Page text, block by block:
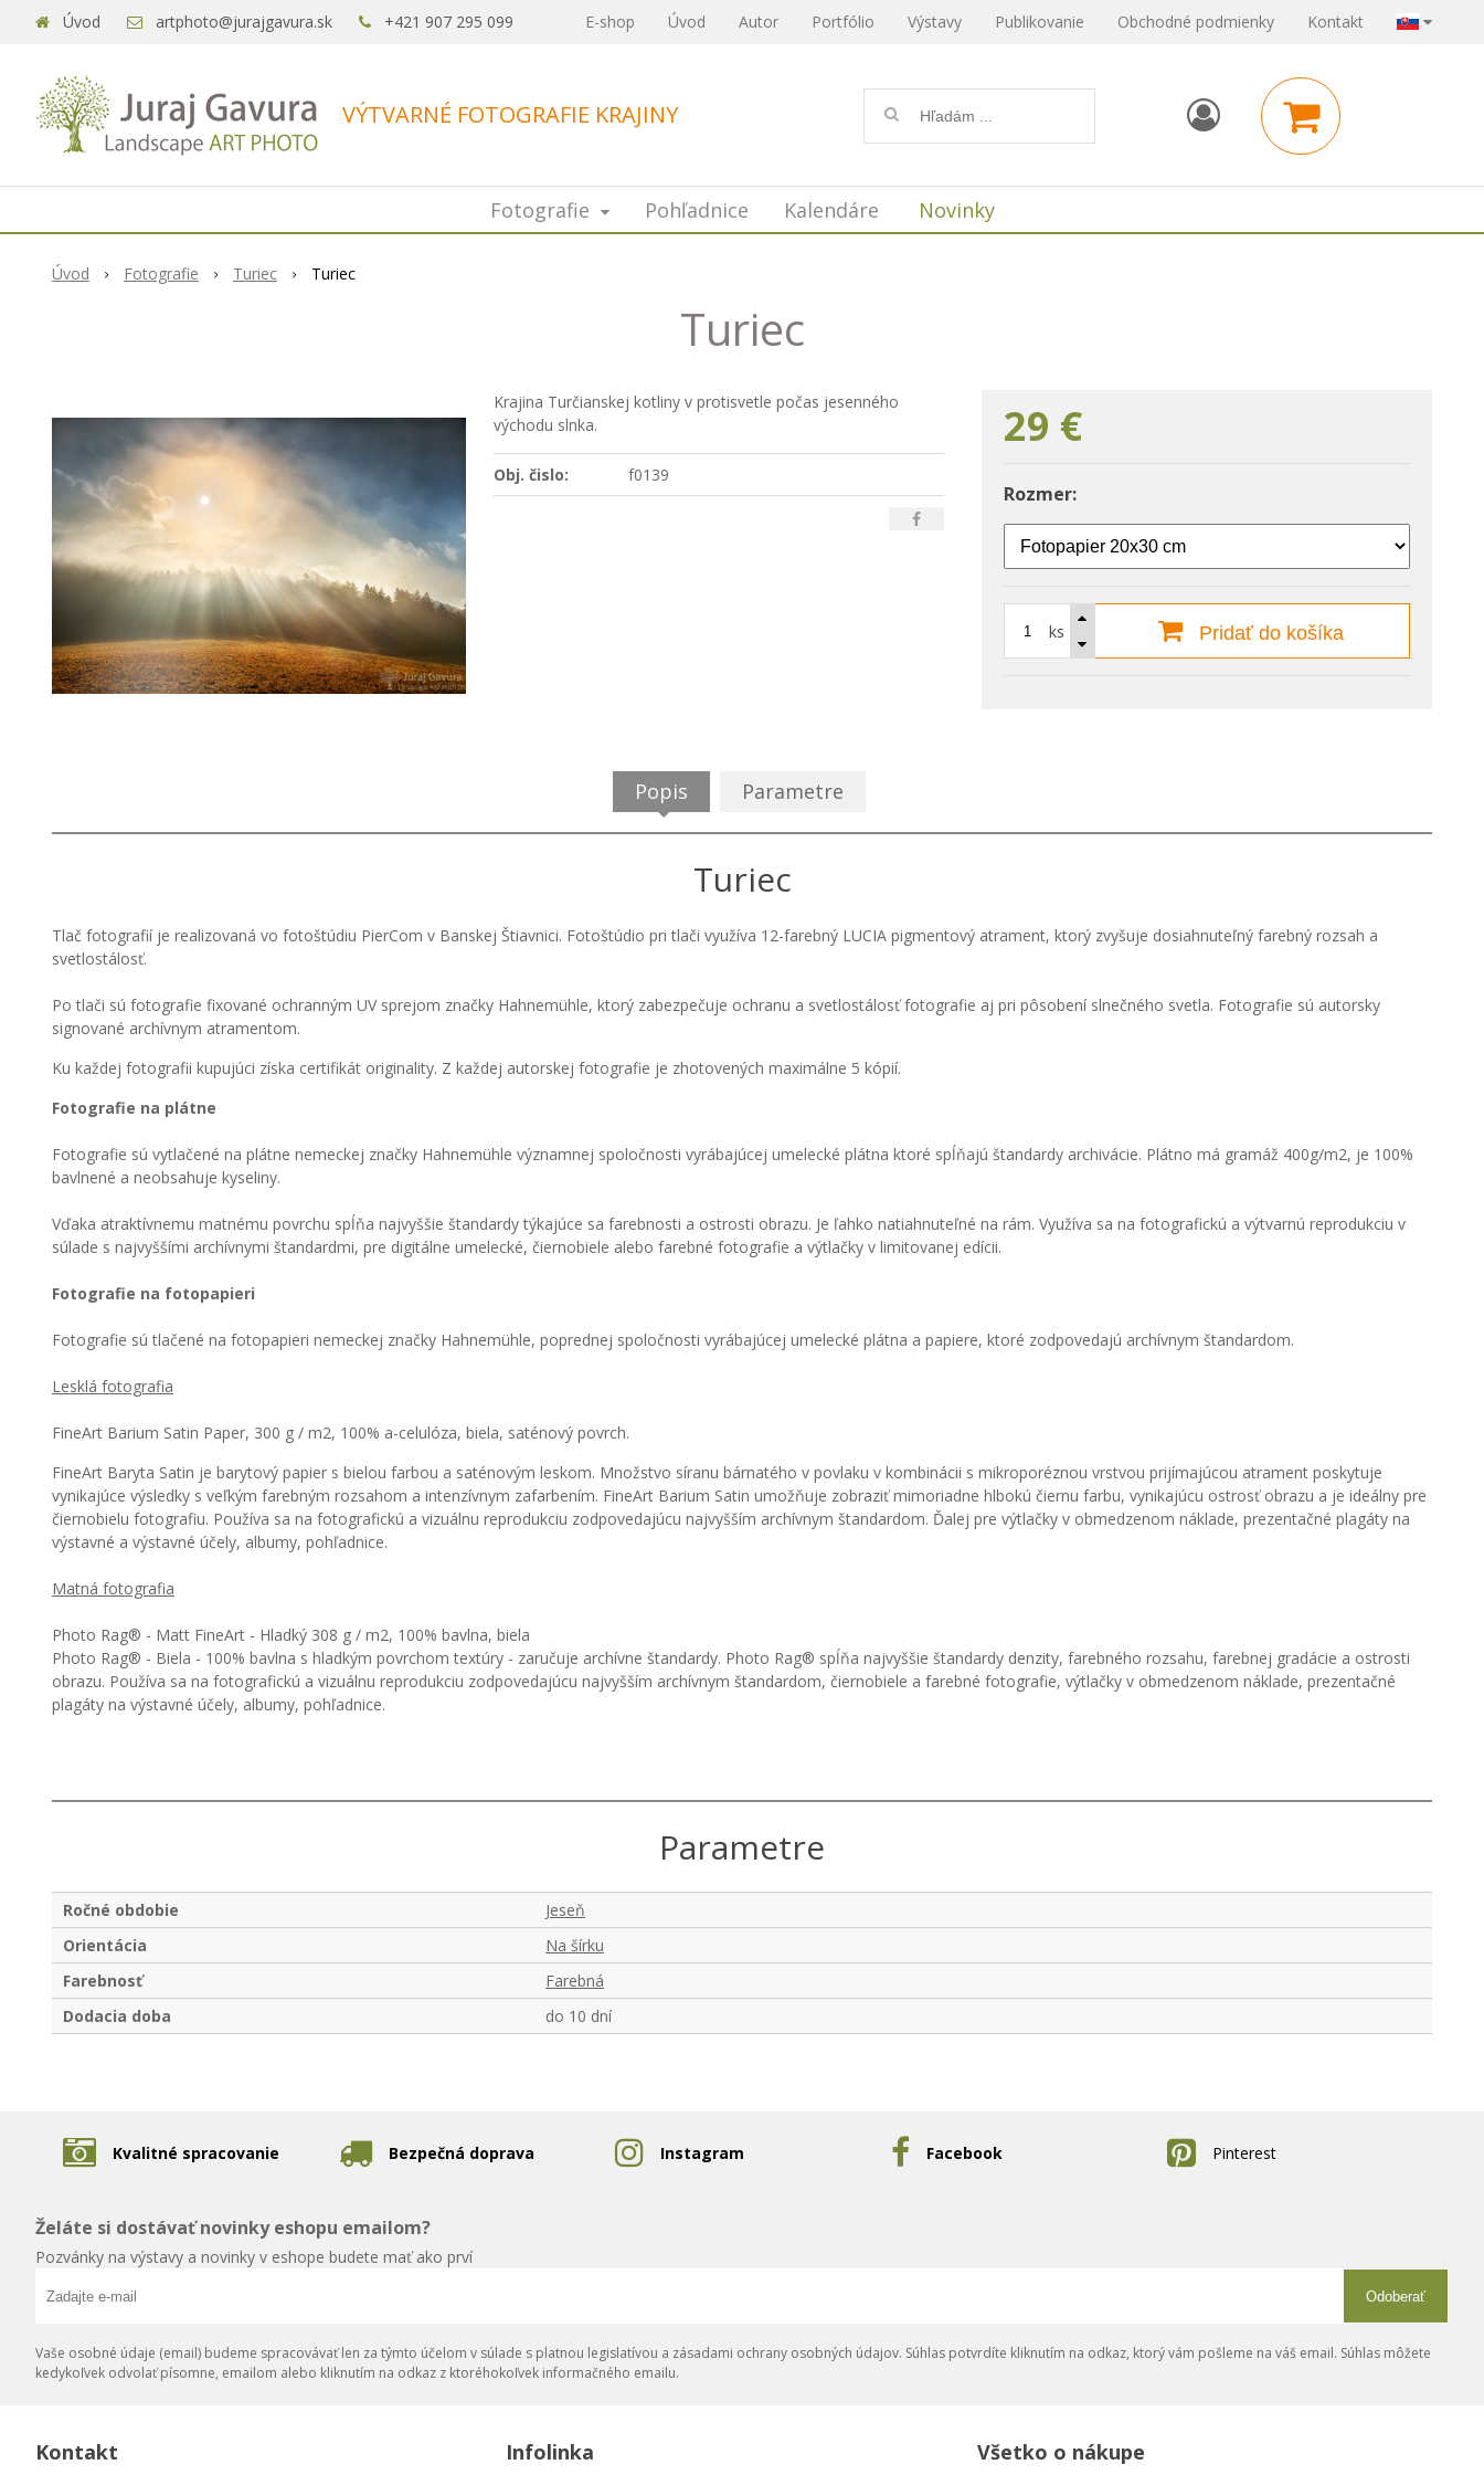
VÝTVARNÉ FOTOGRAFIE KRAJINY
Úvod artphoto@jurajgavura.sk +421 907 295 099 E-shop Úvod Autor Portfólio Výstavy Publikovanie Obchodné podmienky Kontakt
Úvod Fotografie Turiec Turiec
Turiec
29 €
Rozmer:
ks Pridať do košíka
Krajina Turčianskej kotliny v protisvetle počas jesenného
východu slnka.
Obj. čislo: f0139
Popis Parametre
Turiec
Tlač fotografií je realizovaná vo fotoštúdiu PierCom v Banskej Štiavnici. Fotoštúdio pri tlači využíva 12-farebný LUCIA pigmentový atrament, ktorý zvyšuje dosiahnuteľný farebný rozsah a
svetlostálosť.
Po tlači sú fotografie fixované ochranným UV sprejom značky Hahnemühle, ktorý zabezpečuje ochranu a svetlostálosť fotografie aj pri pôsobení slnečného svetla. Fotografie sú autorsky
signované archívnym atramentom.
Ku každej fotografii kupujúci získa certifikát originality. Z každej autorskej fotografie je zhotovených maximálne 5 kópií.
Fotografie na plátne
Fotografie sú vytlačené na plátne nemeckej značky Hahnemühle významnej spoločnosti vyrábajúcej umelecké plátna ktoré spĺňajú štandardy archivácie. Plátno má gramáž 400g/m2, je 100%
bavlnené a neobsahuje kyseliny.
Vďaka atraktívnemu matnému povrchu spĺňa najvyššie štandardy týkajúce sa farebnosti a ostrosti obrazu. Je ľahko natiahnuteľné na rám. Využíva sa na fotografickú a výtvarnú reprodukciu v
súlade s najvyššími archívnymi štandardmi, pre digitálne umelecké, čiernobiele alebo farebné fotografie a výtlačky v limitovanej edícii.
Fotografie na fotopapieri
Fotografie sú tlačené na fotopapieri nemeckej značky Hahnemühle, poprednej spoločnosti vyrábajúcej umelecké plátna a papiere, ktoré zodpovedajú archívnym štandardom.
Lesklá fotografia
FineArt Barium Satin Paper, 300 g / m2, 100% a-celulóza, biela, saténový povrch.
FineArt Baryta Satin je barytový papier s bielou farbou a saténovým leskom. Množstvo síranu bárnatého v povlaku v kombinácii s mikroporéznou vrstvou prijímajúcou atrament poskytuje
vynikajúce výsledky s veľkým farebným rozsahom a intenzívnym zafarbením. FineArt Barium Satin umožňuje zobraziť mimoriadne hlbokú čiernu farbu, vynikajúcu ostrosť obrazu a je ideálny pre
čiernobielu fotografiu. Používa sa na fotografickú a vizuálnu reprodukciu zodpovedajúcu najvyšším archívnym štandardom. Ďalej pre výtlačky v obmedzenom náklade, prezentačné plagáty na
výstavné a výstavné účely, albumy, pohľadnice.
Matná fotografia
Photo Rag® - Matt FineArt - Hladký 308 g / m2, 100% bavlna, biela
Photo Rag® - Biela - 100% bavlna s hladkým povrchom textúry - zaručuje archívne štandardy. Photo Rag® spĺňa najvyššie štandardy denzity, farebného rozsahu, farebnej gradácie a ostrosti
obrazu. Používa sa na fotografickú a vizuálnu reprodukciu zodpovedajúcu najvyšším archívnym štandardom, čiernobiele a farebné fotografie, výtlačky v obmedzenom náklade, prezentačné
plagáty na výstavné účely, albumy, pohľadnice.
Parametre
Ročné obdobie
Jeseň
Orientácia
Na šírku
Farebnosť
Farebná
Dodacia doba
do 10 dní
Fotografie Pohľadnice Kalendáre Novinky
Kvalitné spracovanie Bezpečná doprava Instagram Facebook Pinterest
Želáte si dostávať novinky eshopu emailom?
Pozvánky na výstavy a novinky v eshope budete mať ako prví
Odoberať
Vaše osobné údaje (email) budeme spracovávať len za týmto účelom v súlade s platnou legislatívou a zásadami ochrany osobných údajov. Súhlas potvrdíte kliknutím na odkaz, ktorý vám pošleme na váš email. Súhlas môžete
kedykoľvek odvolať písomne, emailom alebo kliknutím na odkaz z ktoréhokoľvek informačného emailu.
Kontakt Infolinka Všetko o nákupe